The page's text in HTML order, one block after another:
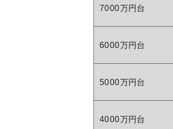
7000万円台
6000万円台
5000万円台
4000万円台